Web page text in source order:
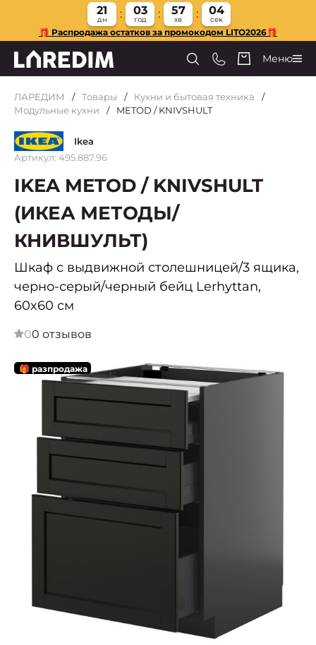
21
дн
03
год
57
хв
04
сек
🎁 Распродажа остатков за промокодом LITO2026🎁
Меню
ЛАРЕДИМ Товары
Кухни и бытовая техника
Модульные кухни
METOD / KNIVSHULT
Ikea
Артикул: 495.887.96
IKEA METOD / KNIVSHULT
(ИКЕА МЕТОДЫ/
КНИВШУЛЬТ)
Шкаф с выдвижной столешницей/3 ящика,
черно-серый/черный бейц Lerhyttan,
60x60 см
00 отзывов
🎁 разпродажа